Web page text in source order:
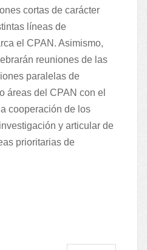
cortas de carácter
líneas de
el CPAN. Asimismo,
reuniones de las
paralelas de
áreas del CPAN con el
cooperación de los
y articular de
prioritarias de